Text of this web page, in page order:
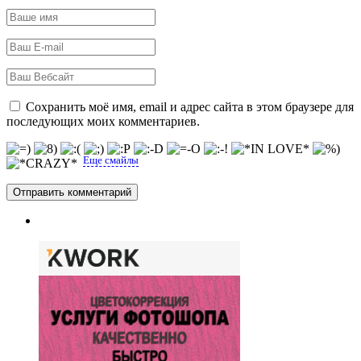
Сохранить моё имя, email и адрес сайта в этом браузере для
последующих моих комментариев.
Еще смайлы